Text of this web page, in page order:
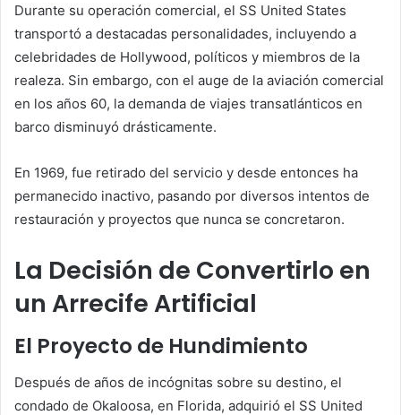
Durante su operación comercial, el SS United States
transportó a destacadas personalidades, incluyendo a
celebridades de Hollywood, políticos y miembros de la
realeza. Sin embargo, con el auge de la aviación comercial
en los años 60, la demanda de viajes transatlánticos en
barco disminuyó drásticamente.
En 1969, fue retirado del servicio y desde entonces ha
permanecido inactivo, pasando por diversos intentos de
restauración y proyectos que nunca se concretaron.
La Decisión de Convertirlo en
un Arrecife Artificial
El Proyecto de Hundimiento
Después de años de incógnitas sobre su destino, el
condado de Okaloosa, en Florida, adquirió el SS United